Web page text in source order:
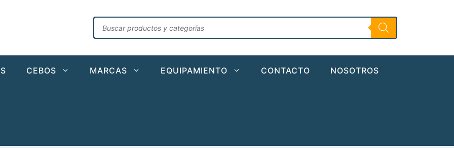
Búsqueda
de
productos
CEBOS MARCAS EQUIPAMIENTO CONTACTO NOSOTROS
XRS
10000